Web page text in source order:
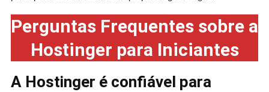
Perguntas Frequentes sobre a
Hostinger para Iniciantes
A Hostinger é confiável para